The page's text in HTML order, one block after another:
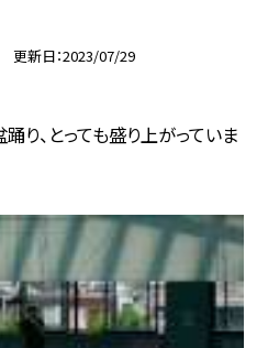
更新日 2023/07/29
り、とっても盛り上がっていま